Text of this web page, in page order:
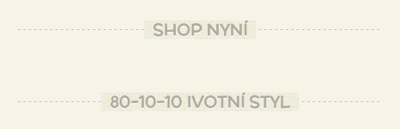
SHOP NYNÍ
80-10-10 IVOTNÍ STYL